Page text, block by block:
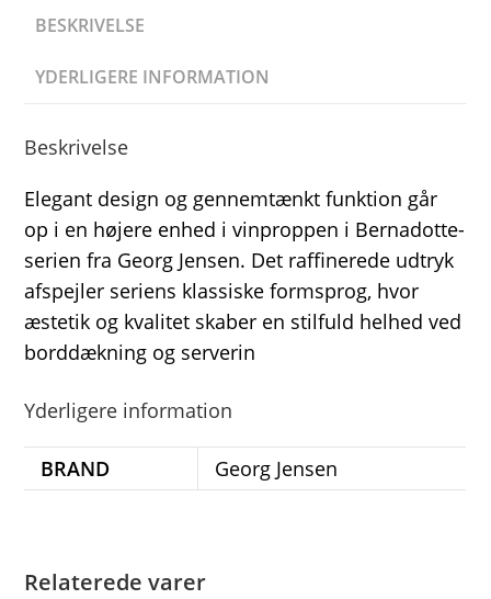
BESKRIVELSE
YDERLIGERE INFORMATION
Beskrivelse
Elegant design og gennemtænkt funktion går
op i en højere enhed i vinproppen i Bernadotte-
serien fra Georg Jensen. Det raffinerede udtryk
afspejler seriens klassiske formsprog, hvor
æstetik og kvalitet skaber en stilfuld helhed ved
borddækning og serverin
Yderligere information
BRAND Georg Jensen
Relaterede varer